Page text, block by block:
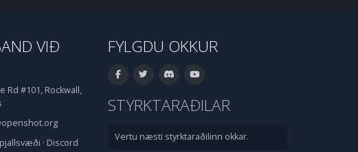
VIÐ
Rd #101, Rockwall,
· Discord
FYLGDU OKKUR
STYRKTARAÐILAR
Vertu næsti styrktaraðilinn okkar.